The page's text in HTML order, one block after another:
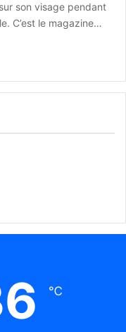
son visage pendant
C’est le magazine…
℃